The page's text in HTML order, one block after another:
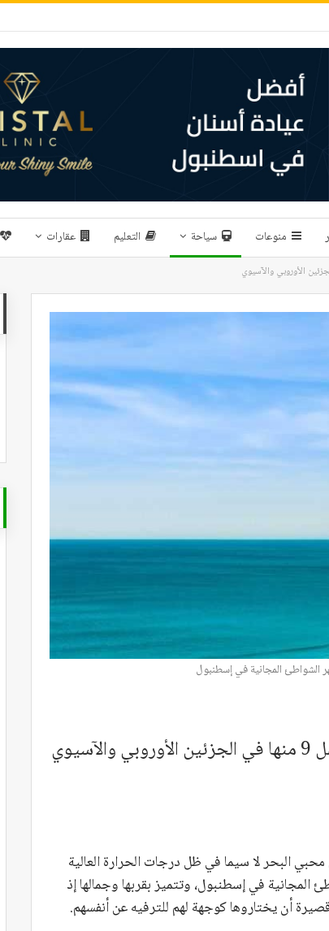
منوعات سياحة التعليم عقارات
المجانية في إسطنبول
البحر لا سيما في ظل درجات الحرارة العالية
في إسطنبول، وتتميز بقربها وجمالها إذ
أن يختاروها كوجهة لهم للترفيه عن أنفسهم.